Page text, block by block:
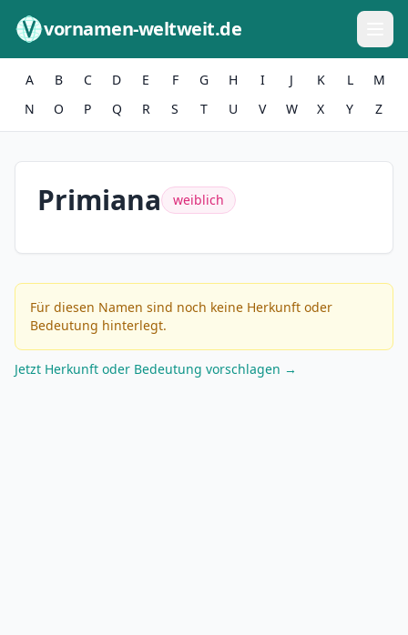
vornamen-weltweit.de
A B C D E F G H I J K L
M
N
O P Q R S T U V W X Y Z
Primiana weiblich
Für diesen Namen sind noch keine Herkunft oder
Bedeutung hinterlegt.
Jetzt Herkunft oder Bedeutung vorschlagen →